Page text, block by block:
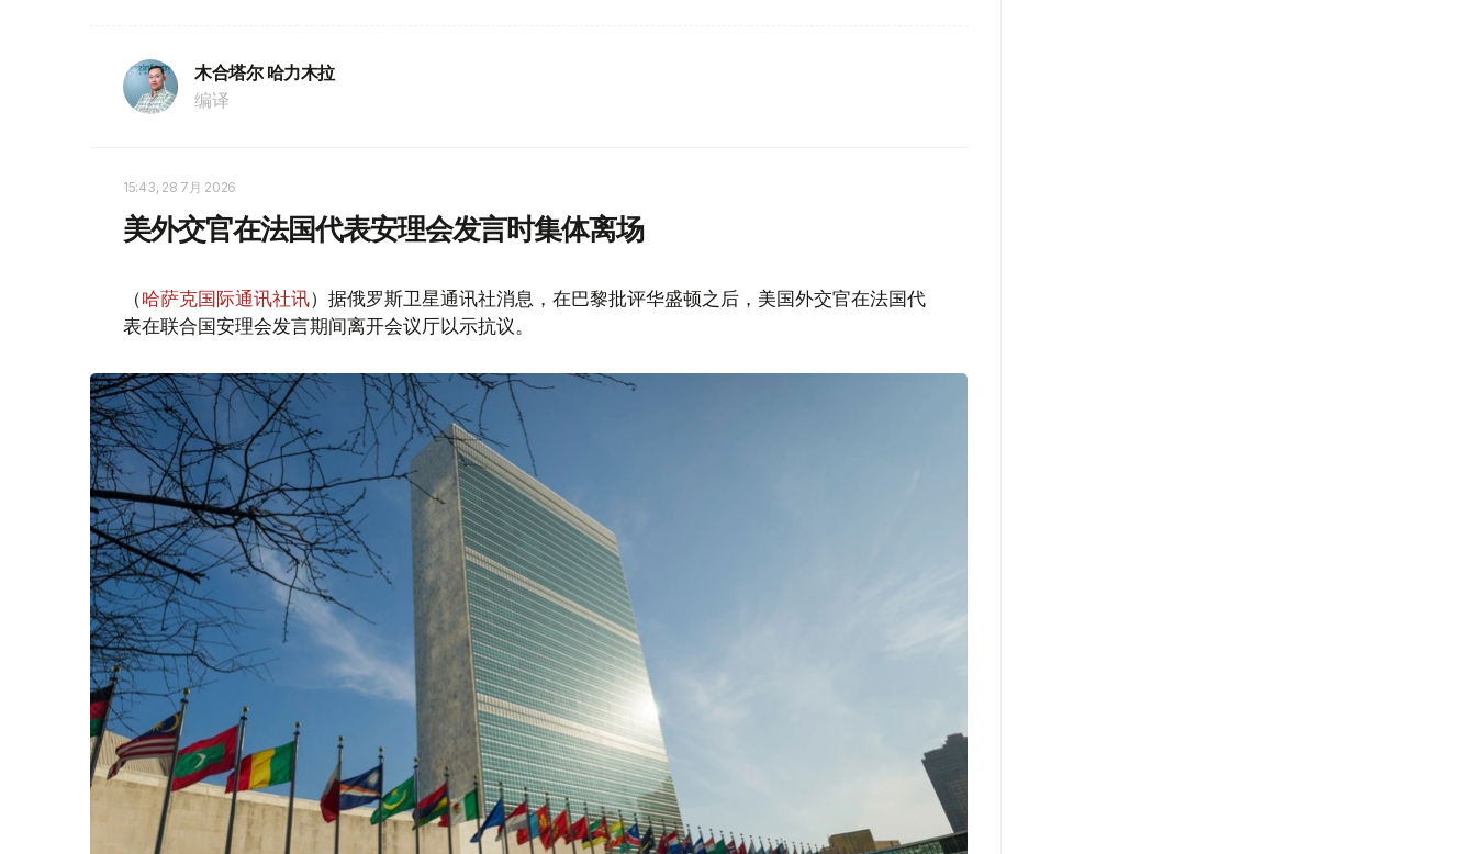
木合塔尔 哈力木拉
编译
15:43, 28 7月 2026
美外交官在法国代表安理会发言时集体离场
（哈萨克国际通讯社讯）据俄罗斯卫星通讯社消息，在巴黎批评华盛顿之后，美国外交官在法国代
表在联合国安理会发言期间离开会议厅以示抗议。